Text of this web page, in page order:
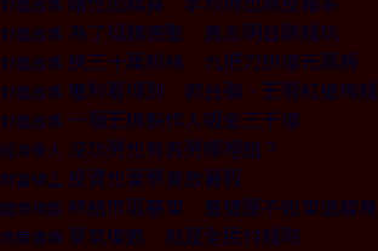
封面故事 為了挺魏德聖 黃志明甘跳錢坑
封面故事 挾三十萬粉絲 九把刀拚億元票房
封面故事 獲利看得到 郭台強、王雪紅搶掏錢
封面故事 一個王牌製作人吸金三千億
經濟達人 沒功勞也有苦勞哪裡錯？
財富線上 投資也要學會放暑假
國際視窗 終結市區塞車 蓋捷運不如車道瘦身
商周書摘 景氣復甦 就是全民付錢時